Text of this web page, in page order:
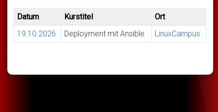
Datum Kurstitel
Ort
19.10.2026
Deployment mit Ansible LinuxCampus